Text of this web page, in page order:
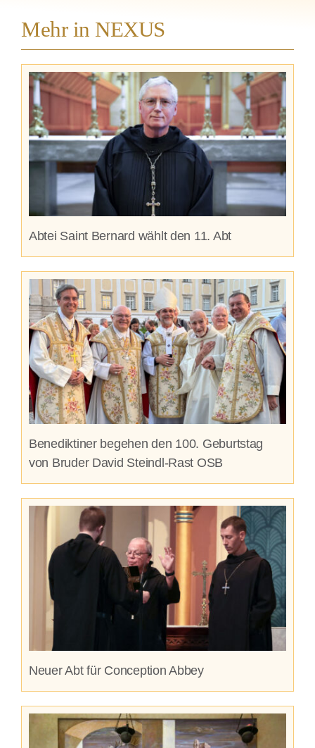
Mehr in NEXUS
Abtei Saint Bernard wählt den 11. Abt
Benediktiner begehen den 100. Geburtstag
von Bruder David Steindl-Rast OSB
Neuer Abt für Conception Abbey